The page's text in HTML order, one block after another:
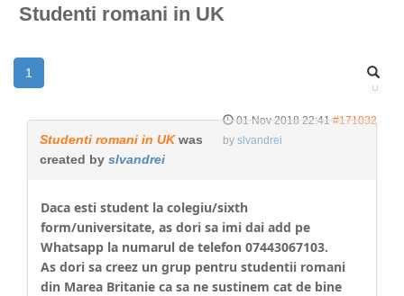
Studenti romani in UK
1
01 Nov 2018 22:41 #171032
by slvandrei
Studenti romani in UKwas
created by slvandrei
Daca esti student la colegiu/sixth
form/universitate, as dori sa imi dai add pe
Whatsapp la numarul de telefon 07443067103.
As dori sa creez un grup pentru studentii romani
din Marea Britanie ca sa ne sustinem cat de bine